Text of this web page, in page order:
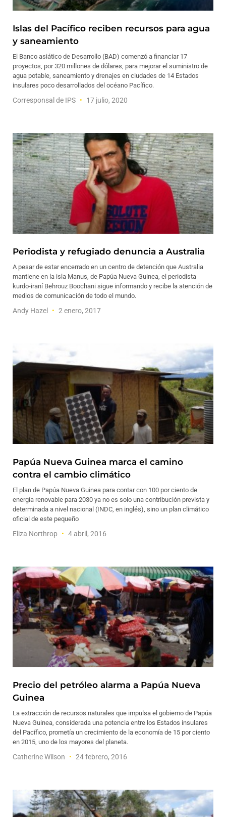
Islas del Pacífico reciben recursos para agua
y saneamiento
El Banco asiático de Desarrollo (BAD) comenzó a financiar 17
proyectos, por 320 millones de dólares, para mejorar el suministro de
agua potable, saneamiento y drenajes en ciudades de 14 Estados
insulares poco desarrollados del océano Pacífico.
Corresponsal de IPS 17 julio, 2020
Periodista y refugiado denuncia a Australia
A pesar de estar encerrado en un centro de detención que Australia
mantiene en la isla Manus, de Papúa Nueva Guinea, el periodista
kurdo-iraní Behrouz Boochani sigue informando y recibe la atención de
medios de comunicación de todo el mundo.
Andy Hazel 2 enero, 2017
Papúa Nueva Guinea marca el camino
contra el cambio climático
El plan de Papúa Nueva Guinea para contar con 100 por ciento de
energía renovable para 2030 ya no es solo una contribución prevista y
determinada a nivel nacional (INDC, en inglés), sino un plan climático
oficial de este pequeño
Eliza Northrop 4 abril, 2016
Precio del petróleo alarma a Papúa Nueva
Guinea
La extracción de recursos naturales que impulsa el gobierno de Papúa
Nueva Guinea, considerada una potencia entre los Estados insulares
del Pacífico, prometía un crecimiento de la economía de 15 por ciento
en 2015, uno de los mayores del planeta.
Catherine Wilson 24 febrero, 2016